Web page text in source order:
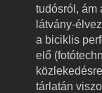
tudósról, ám
látvány-
a biciklis
elő
tárlatán